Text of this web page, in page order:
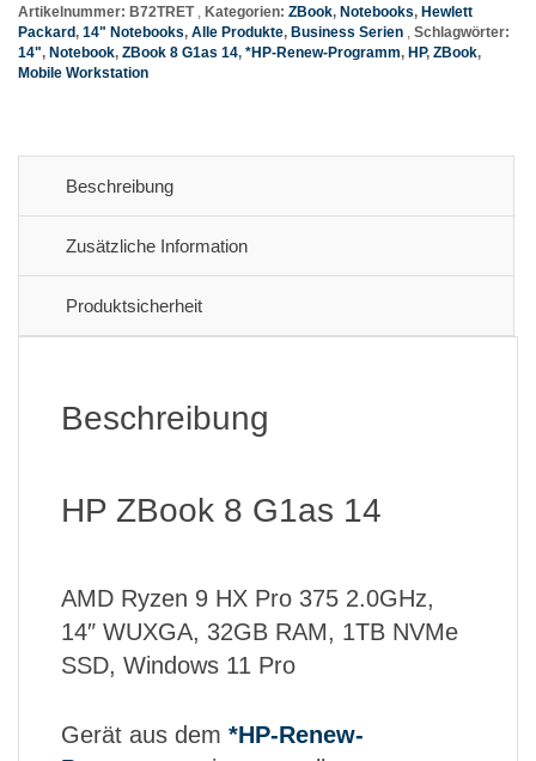
Menge
Artikelnummer: B72TRET Kategorien: ZBook, Notebooks, Hewlett
Packard, 14" Notebooks, Alle Produkte, Business Serien
Schlagwörter:
14", Notebook, ZBook 8 G1as 14, *HP-Renew-Programm, HP, ZBook,
Mobile Workstation
Beschreibung
Zusätzliche Information
Produktsicherheit
Beschreibung
HP ZBook 8 G1as 14
AMD Ryzen 9 HX Pro 375 2.0GHz,
14″ WUXGA, 32GB RAM, 1TB NVMe
SSD, Windows 11 Pro
Gerät aus dem *HP-Renew-